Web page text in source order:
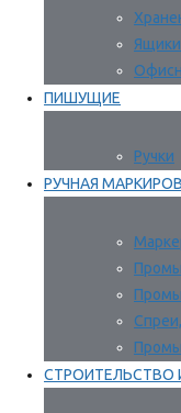
ПИШУЩИЕ
Ручки
РУЧНАЯ
СТРОИТЕЛЬСТВО